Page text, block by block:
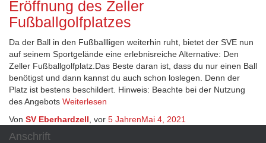
Eröffnung des Zeller
Fußballgolfplatzes
Da der Ball in den Fußballligen weiterhin ruht, bietet der SVE nun
auf seinem Sportgelände eine erlebnisreiche Alternative: Den
Zeller Fußballgolfplatz.Das Beste daran ist, dass du nur einen Ball
benötigst und dann kannst du auch schon loslegen. Denn der
Platz ist bestens beschildert. Hinweis: Beachte bei der Nutzung
des Angebots Weiterlesen
Von SV Eberhardzell , vor 5 JahrenMai 4, 2021
Anschrift